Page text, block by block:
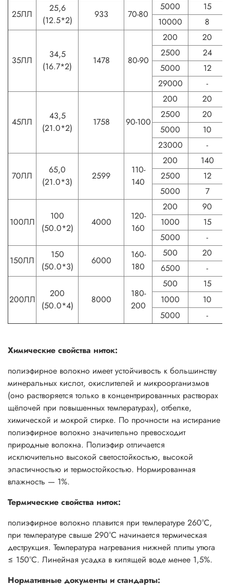
25ЛЛ
25,6
(12.5*2)
933 70-80
5000
15
10000
8
35ЛЛ
34,5
(16.7*2)
1478 80-90
200
20
2500
24
5000
12
29000
-
45ЛЛ
43,5
(21.0*2)
1758 90-100
200
20
2500
20
5000
10
23000
-
70ЛЛ
65,0
(21.0*3)
2599
110-
140
200
140
2500
12
5000
7
100ЛЛ
100
(50.0*2)
4000
120-
160
200
90
1000
15
5000
-
150ЛЛ
150
(50.0*3)
6000
160-
180
500
20
6500
-
200ЛЛ
200
(50.0*4)
8000
180-
200
500
15
1000
10
5000
-
Химические свойства ниток:
полиэфирное волокно имеет устойчивость к большинству
минеральных кислот, окислителей и микроорганизмов
(оно растворяется только в концентрированных растворах
щёлочей при повышенных температурах), отбелке,
химической и мокрой стирке. По прочности на истирание
полиэфирное волокно значительно превосходит
природные волокна. Полиэфир отличается
исключительно высокой светостойкостью, высокой
эластичностью и термостойкостью. Нормированная
влажность — 1%.
Термические свойства ниток:
полиэфирное волокно плавится при температуре 260°С,
при температуре свыше 290°С начинается термическая
деструкция. Температура нагревания нижней плиты утюга
≤ 150°С. Линейная усадка в кипящей воде менее 1,5%.
Нормативные документы и стандарты: